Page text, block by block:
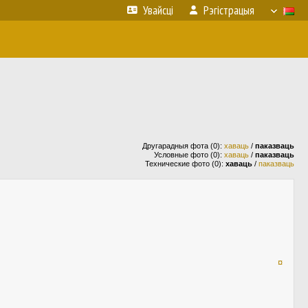
Увайсці Рэгістрацыя
Другарадныя фота (0): хаваць / паказваць
Условные фото (0): хаваць / паказваць
Технические фото (0): хаваць / паказваць
¤